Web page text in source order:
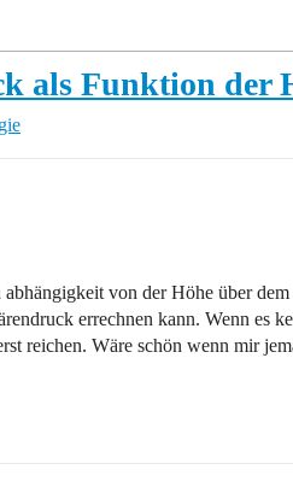
als Funktion der
von der Höhe über
errechnen kann. Wenn es
reichen. Wäre schön wenn mir